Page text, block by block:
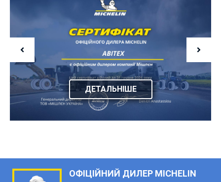
ДЕТАЛЬНІШЕ
ОФІЦІЙНИЙ ДИЛЕР MICHELIN